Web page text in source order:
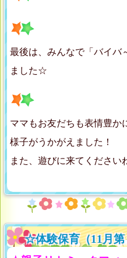
最後は、みんなで「バイバ
ました☆
ママもお友だちも表情豊か
様子がうかがえました！
また、遊びに来てください
☆体験保育（11月第